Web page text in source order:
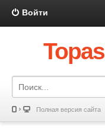
Войти
Полная версия сайта